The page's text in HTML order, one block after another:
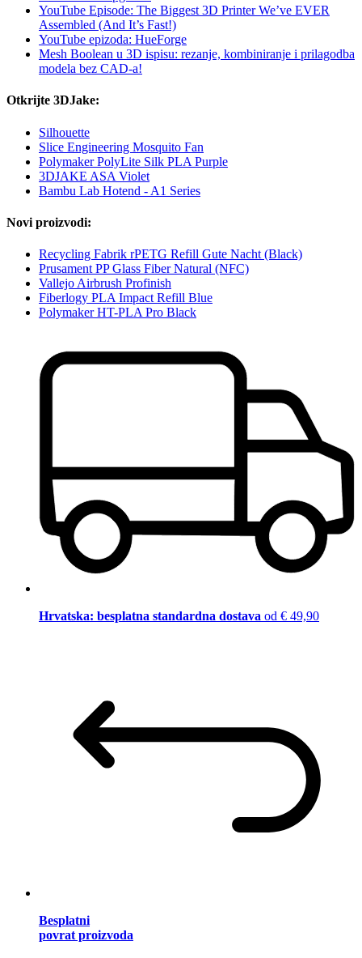
YouTube Episode: The Biggest 3D Printer We’ve EVER
Assembled (And It’s Fast!)
YouTube epizoda: HueForge
Mesh Boolean u 3D ispisu: rezanje, kombiniranje i prilagodba
modela bez CAD-a!
Otkrijte 3DJake:
Silhouette
Slice Engineering Mosquito Fan
Polymaker PolyLite Silk PLA Purple
3DJAKE ASA Violet
Bambu Lab Hotend - A1 Series
Novi proizvodi:
Recycling Fabrik rPETG Refill Gute Nacht (Black)
Prusament PP Glass Fiber Natural (NFC)
Vallejo Airbrush Profinish
Fiberlogy PLA Impact Refill Blue
Polymaker HT-PLA Pro Black
Hrvatska: besplatna standardna dostava od € 49,90
Besplatni
povrat proizvoda